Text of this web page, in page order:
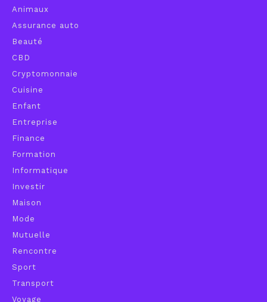
Animaux
Assurance auto
Beauté
CBD
Cryptomonnaie
Cuisine
Enfant
Entreprise
Finance
Formation
Informatique
Investir
Maison
Mode
Mutuelle
Rencontre
Sport
Transport
Voyage